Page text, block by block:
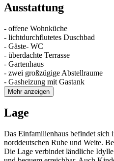
Ausstattung
- offene Wohnküche
- lichtdurchflutetes Duschbad
- Gäste- WC
- überdachte Terrasse
- Gartenhaus
- zwei großzügige Abstellraume
- Gasheizung mit Gastank
Mehr anzeigen
Lage
Das Einfamilienhaus befindet sich
norddeutschen Ruhe und Weite.
Die Lage verbindet ländliche